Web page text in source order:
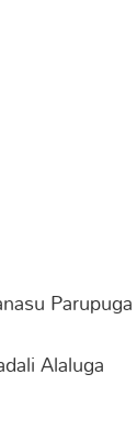
Parupuga
Alaluga